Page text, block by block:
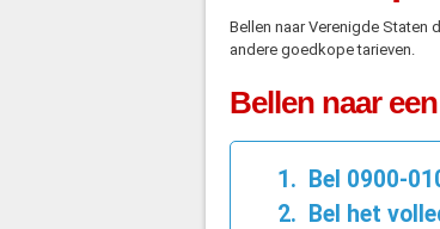
Bellen naar Verenigde Staten
andere goedkope tarieven.
Bellen naar
Bel 0900-
Bel het